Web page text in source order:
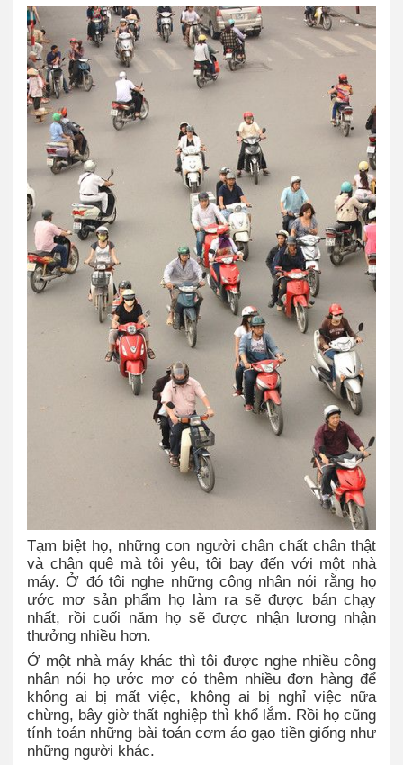
Tạm biệt họ, những con người chân chất chân thật
và chân quê mà tôi yêu, tôi bay đến với một nhà
máy. Ở đó tôi nghe những công nhân nói rằng họ
ước mơ sản phẩm họ làm ra sẽ được bán chạy
nhất, rồi cuối năm họ sẽ được nhận lương nhận
thưởng nhiều hơn.
Ở một nhà máy khác thì tôi được nghe nhiều công
nhân nói họ ước mơ có thêm nhiều đơn hàng để
không ai bị mất việc, không ai bị nghỉ việc nữa
chừng, bây giờ thất nghiệp thì khổ lắm. Rồi họ cũng
tính toán những bài toán cơm áo gạo tiền giống như
những người khác.